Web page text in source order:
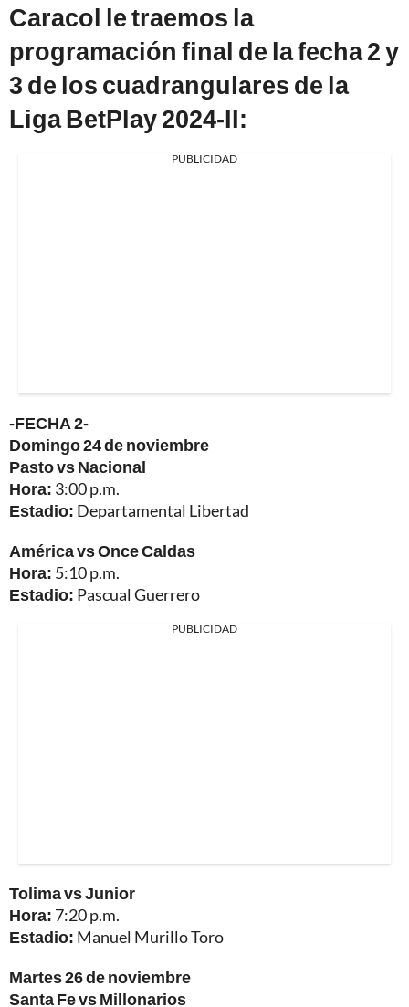
Caracol le traemos la
programación final de la fecha 2 y
3 de los cuadrangulares de la
Liga BetPlay 2024-II:
PUBLICIDAD
-FECHA 2-
Domingo 24 de noviembre
Pasto vs Nacional
Hora: 3:00 p.m.
Estadio: Departamental Libertad
América vs Once Caldas
Hora: 5:10 p.m.
Estadio: Pascual Guerrero
PUBLICIDAD
Tolima vs Junior
Hora: 7:20 p.m.
Estadio: Manuel Murillo Toro
Martes 26 de noviembre
Santa Fe vs Millonarios